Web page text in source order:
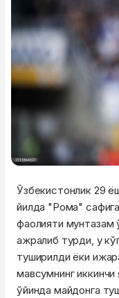
Ўзбекистонлик 29
йилда "Рома"
фаолияти мунтазам
ажралиб турди, у
туширилди ёки
мавсумнинг
ўйинда майдонга